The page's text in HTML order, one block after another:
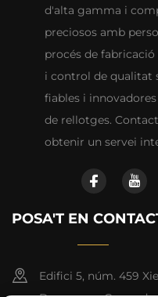
d'alta gamma i
preciosos amb
procés de
i control de qualitat
fiables i
de rellotges.
obtenir un servei
POSA'T EN
Edifici 5, núm. 459